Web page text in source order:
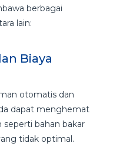
berbagai
lain:
Biaya
otomatis dan
dapat menghemat
bahan bakar
tidak optimal.